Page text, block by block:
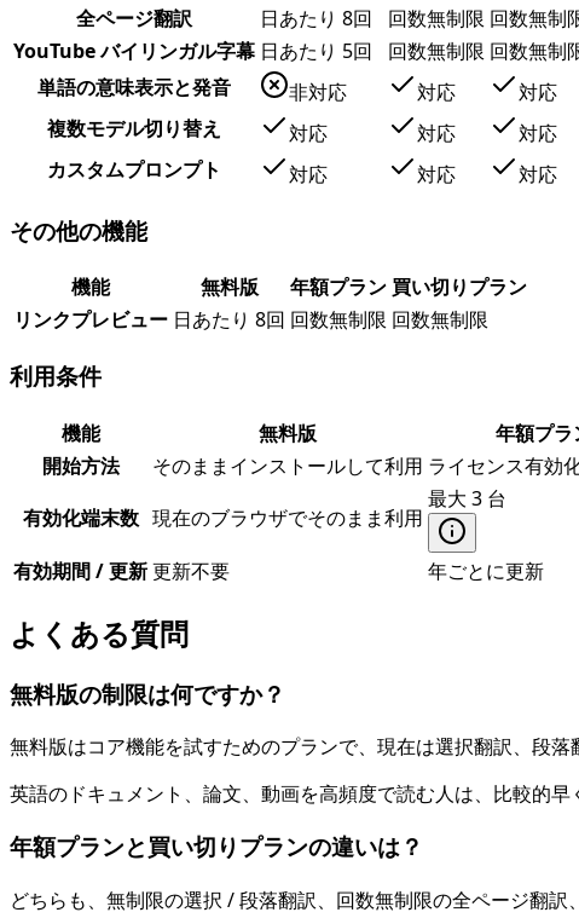
全ページ翻訳
日あたり 8回 回数無制限 回数無制
YouTube バイリンガル字幕 日あたり 5回 回数無制限 回数無制
単語の意味表示と発音
非対応 対応
対応
複数モデル切り替え
対応 対応
対応
カスタムプロンプト
対応 対応 対応
その他の機能
機能 無料版 年額プラン 買い切りプラン
リンクプレビュー 日あたり 8回 回数無制限 回数無制限
利用条件
機能 無料版 年額プラ
開始方法
そのままインストールして利用 ライセンス有効
有効化端末数 現在のブラウザでそのまま利用
最大 3 台
有効期間 / 更新更新不要 年ごとに更新
よくある質問
無料版の制限は何ですか？
無料版はコア機能を試すためのプランで、現在は選択翻訳、段
英語のドキュメント、論文、動画を高頻度で読む人は、比較的早
年額プランと買い切りプランの違いは？
どちらも、無制限の選択 / 段落翻訳、回数無制限の全ページ翻